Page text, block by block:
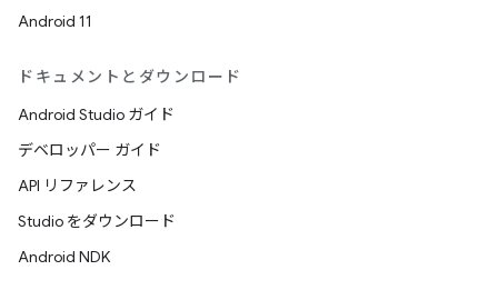
Android 11
ドキュメントとダウンロード
Android Studio ガイド
デベロッパー ガイド
API リファレンス
Studio をダウンロード
Android NDK